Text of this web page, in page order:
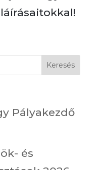
Pályakezdő
és